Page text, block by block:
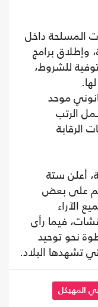
المسلحة داخل
وإطلاق برامج
للشروط،
موحد
الرتب
الرقابة
أعلن ستة
على بعض
الآراء
فيما رأى
نحو توحيد
تشهدها البلاد.
المهيكل